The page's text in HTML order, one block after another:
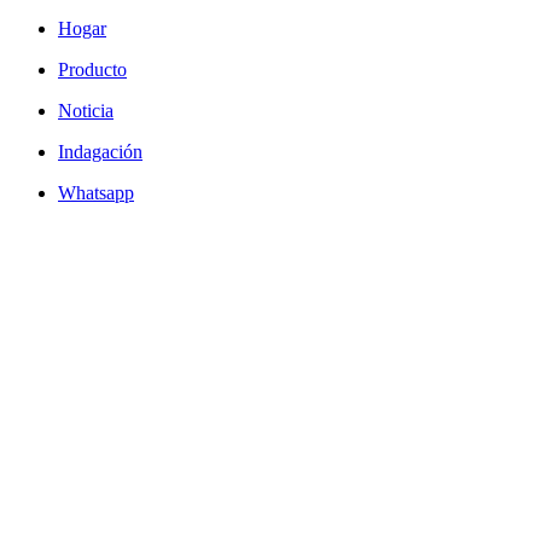
Hogar
Producto
Noticia
Indagación
Whatsapp